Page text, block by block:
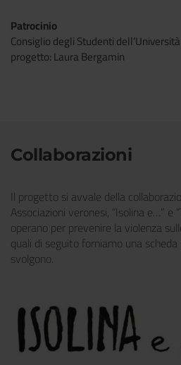
Patrocinio
Consiglio degli Studenti
progetto: Laura Bergamin
Collaborazioni
Il progetto si avvale della
Associazioni veronesi, “Isolina e…” e
operano per prevenire la violenza
quali di seguito forniamo una
svolgono.